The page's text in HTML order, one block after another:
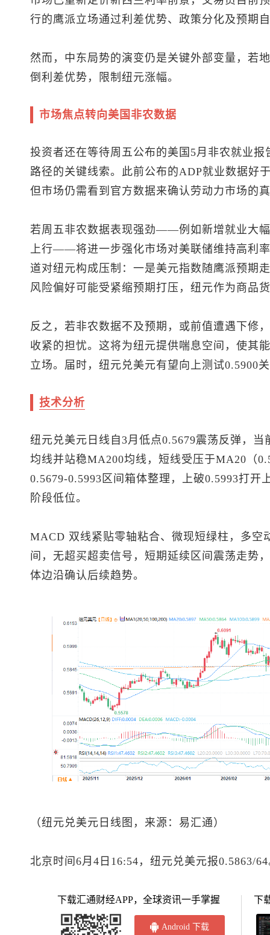
行的鹰派立场通过利差优势、政策分化及预期
然而，中东局势的演变仍是关键外部变量，若
倒利差优势，限制纽元涨幅。
市场焦点转向美国非农数据
投资者还在等待周五公布的美国5月非农就业
路径的关键线索。此前公布的ADP就业数据好
但市场仍需看到官方数据来确认劳动力市场的
若周五非农数据表现强劲——例如新增就业大
上行——将进一步强化市场对美联储维持高利
道对纽元构成压制：一是美元指数 随鹰派预期
风险偏好可能受紧缩预期打压，纽元作为商品
反之，若非农数据不及预期，或前值遭遇下修
收紧的担忧。这将为纽元提供喘息空间，使其
立场。届时， 纽元兑美元有望向上测试0.5900
技术分析
纽元兑美元 日线自3月低点0.5679震荡反弹，
均线并站稳MA200均线，短线受压于MA20（
0.5679-0.5993区间箱体整理，上破0.5993打开
阶段低位。
MACD 双线紧贴零轴粘合、微现短绿柱，多空
间，无超买超卖信号，短期延续区间震荡走势
体边沿确认后续趋势。
（纽元兑美元 日线图，来源：易汇通）
北京时间6月4日16:54， 纽元兑美元报0.5863/
下载汇通财经APP，全球资讯一手掌握
Android 下载
下